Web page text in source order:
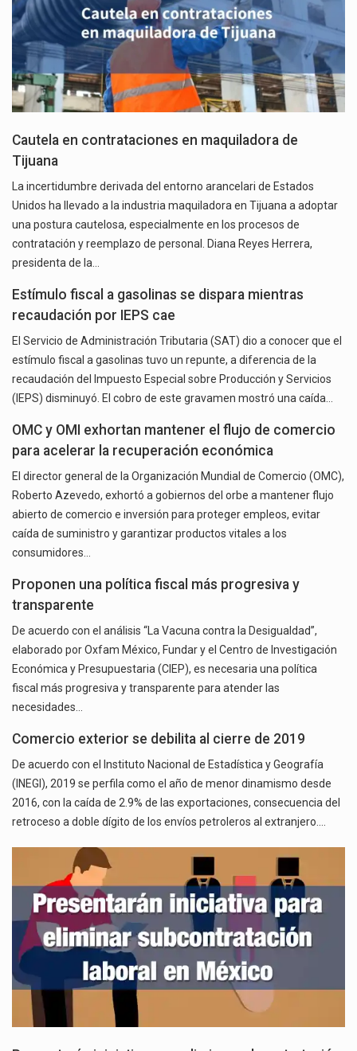
Cautela en contrataciones en maquiladora de
Tijuana
La incertidumbre derivada del entorno arancelari de Estados
Unidos ha llevado a la industria maquiladora en Tijuana a adoptar
una postura cautelosa, especialmente en los procesos de
contratación y reemplazo de personal. Diana Reyes Herrera,
presidenta de la…
Estímulo fiscal a gasolinas se dispara mientras
recaudación por IEPS cae
El Servicio de Administración Tributaria (SAT) dio a conocer que el
estímulo fiscal a gasolinas tuvo un repunte, a diferencia de la
recaudación del Impuesto Especial sobre Producción y Servicios
(IEPS) disminuyó. El cobro de este gravamen mostró una caída…
OMC y OMI exhortan mantener el flujo de comercio
para acelerar la recuperación económica
El director general de la Organización Mundial de Comercio (OMC),
Roberto Azevedo, exhortó a gobiernos del orbe a mantener flujo
abierto de comercio e inversión para proteger empleos, evitar
caída de suministro y garantizar productos vitales a los
consumidores…
Proponen una política fiscal más progresiva y
transparente
De acuerdo con el análisis “La Vacuna contra la Desigualdad”,
elaborado por Oxfam México, Fundar y el Centro de Investigación
Económica y Presupuestaria (CIEP), es necesaria una política
fiscal más progresiva y transparente para atender las
necesidades…
Comercio exterior se debilita al cierre de 2019
De acuerdo con el Instituto Nacional de Estadística y Geografía
(INEGI), 2019 se perfila como el año de menor dinamismo desde
2016, con la caída de 2.9% de las exportaciones, consecuencia del
retroceso a doble dígito de los envíos petroleros al extranjero.…